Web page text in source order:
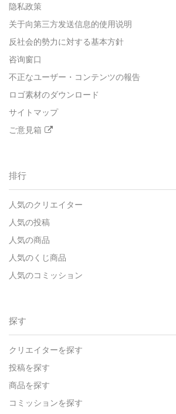
隐私政策
关于向第三方发送信息的使用说明
反社会的勢力に対する基本方針
咨询窗口
不正なユーザー・コンテンツの報告
ロゴ素材のダウンロード
サイトマップ
ご意見箱
排行
人気のクリエイター
人気の投稿
人気の商品
人気のくじ商品
人気のコミッション
探す
クリエイターを探す
投稿を探す
商品を探す
コミッションを探す